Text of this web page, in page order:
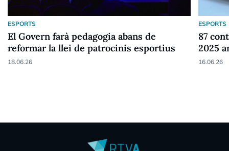
ESPORTS
El Govern farà pedagogia abans de
reformar la llei de patrocinis esportius
18.06.26
ESPORTS
87
2025
16.06.26